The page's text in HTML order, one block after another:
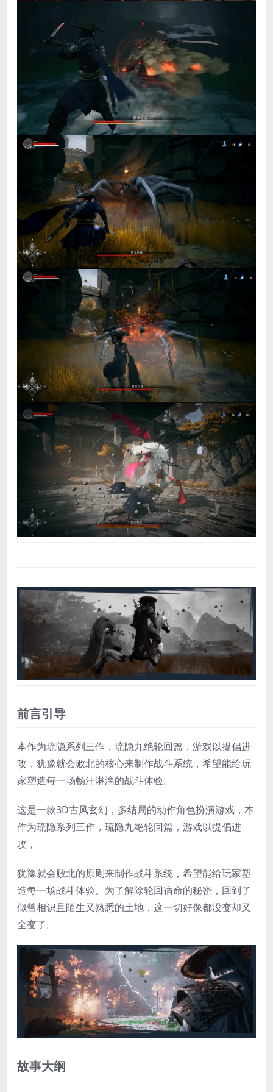
前言引导
本作为琉隐系列三作，琉隐九绝轮回篇，游戏以提倡进
攻，犹豫就会败北的核心来制作战斗系统，希望能给玩
家塑造每一场畅汗淋漓的战斗体验。
这是一款3D古风玄幻，多结局的动作角色扮演游戏，本
作为琉隐系列三作，琉隐九绝轮回篇，游戏以提倡进
攻，
犹豫就会败北的原则来制作战斗系统，希望能给玩家塑
造每一场战斗体验。为了解除轮回宿命的秘密，回到了
似曾相识且陌生又熟悉的土地，这一切好像都没变却又
全变了。
故事大纲